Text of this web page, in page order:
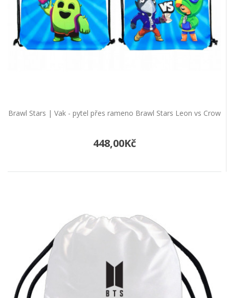
Brawl Stars | Vak - pytel přes rameno Brawl Stars Leon vs Crow
448,00Kč